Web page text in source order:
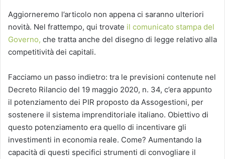
Aggiorneremo l’articolo non appena ci saranno ulteriori
novità. Nel frattempo, qui trovate il comunicato stampa del
Governo, che tratta anche del disegno di legge relativo alla
competitività dei capitali.
Facciamo un passo indietro: tra le previsioni contenute nel
Decreto Rilancio del 19 maggio 2020, n. 34, c’era appunto
il potenziamento dei PIR proposto da Assogestioni, per
sostenere il sistema imprenditoriale italiano. Obiettivo di
questo potenziamento era quello di incentivare gli
investimenti in economia reale. Come? Aumentando la
capacità di questi specifici strumenti di convogliare il